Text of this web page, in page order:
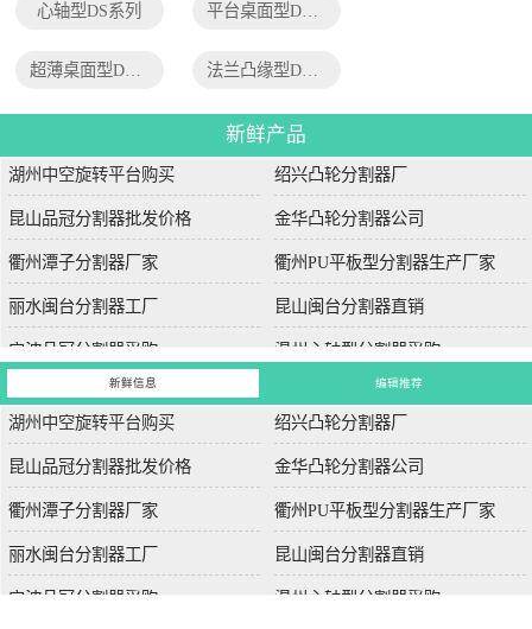
心轴型DS系列 平台桌面型DT系列
法兰凸缘型DF系列
新鲜产品
湖州中空旋转平台购买 绍兴凸轮分割器厂
昆山品冠分割器批发价格 金华凸轮分割器公司
衢州潭子分割器厂家 衢州PU平板型分割器生产厂家
丽水闽台分割器工厂 昆山闽台分割器直销
宁波品冠分割器采购 温州心轴型分割器采购
新鲜信息 编辑推荐
湖州中空旋转平台购买 绍兴凸轮分割器厂
昆山品冠分割器批发价格 金华凸轮分割器公司
衢州潭子分割器厂家 衢州PU平板型分割器生产厂家
丽水闽台分割器工厂 昆山闽台分割器直销
宁波品冠分割器采购 温州心轴型分割器采购